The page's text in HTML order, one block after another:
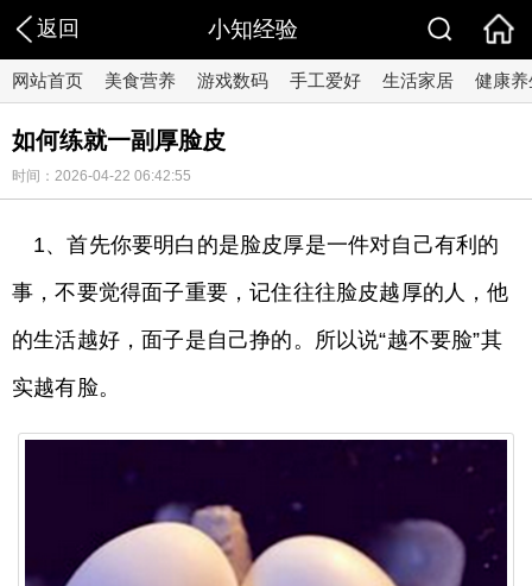
返回 小知经验
网站首页 美食营养 游戏数码 手工爱好 生活家居 健康养
如何练就一副厚脸皮
时间：2026-04-22 06:42:55
1、首先你要明白的是脸皮厚是一件对自己有利的
事，不要觉得面子重要，记住往往脸皮越厚的人，他
的生活越好，面子是自己挣的。所以说“越不要脸”其
实越有脸。